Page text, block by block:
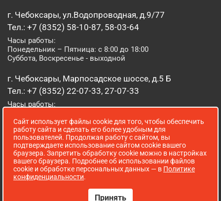
г. Чебоксары, ул.Водопроводная, д.9/77
Тел.: +7 (8352) 58-10-87, 58-03-64
Часы работы:
Понедельник – Пятница: с 8:00 до 18:00
Суббота, Воскресенье - выходной
г. Чебоксары, Марпосадское шоссе, д.5 Б
Тел.: +7 (8352) 22-07-33, 27-07-33
Часы работы:
Суббота, Воскресенье: с 8:00 до 16:00
г. Йошкар-Ола, ул. Луначарского, д. 52 А
Тел.: (8362) 41-07-31
Часы работы:
Понедельник – Пятница: с 8:00 до 18:00
Сайт использует файлы cookie для того, чтобы обеспечить
работу сайта и сделать его более удобным для
пользователей. Продолжая работу с сайтом, вы
подтверждаете использование сайтом cookie вашего
браузера. Запретить обработку cookie можно в настройках
вашего браузера. Подробнее об использовании файлов
cookie и обработке персональных данных — в Политике
конфиденциальности.
Принять